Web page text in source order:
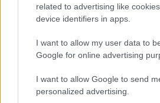
related to advertising like
device identifiers in apps.
I want to allow my user data to
Google for online advertising
I want to allow Google to send
personalized advertising.
A lakosságra is fontos szerep
elkerülésében